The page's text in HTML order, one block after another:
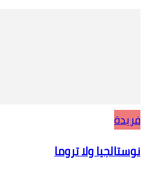
فريدة
نوستالجيا ولا تروما